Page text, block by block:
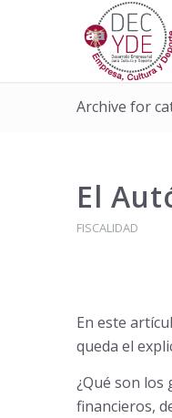
Archive for
El
FISCALIDAD
En este
queda el
¿Qué son los
financieros,